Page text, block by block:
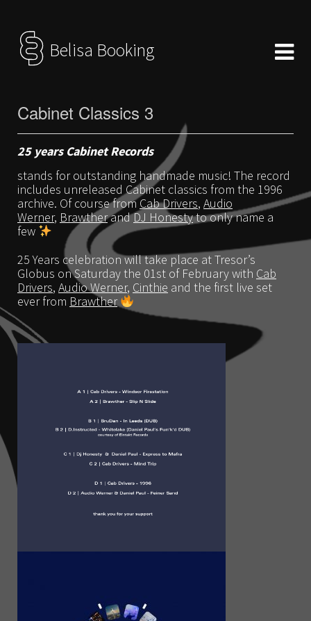
Belisa Booking
Cabinet Classics 3
25 years Cabinet Records
stands for outstanding handmade music! The record
includes unreleased Cabinet classics from the 1996
archive. Of course fromCab Drivers, Audio
Werner, BrawtherandDJ Honestyto only name a
few
25 Years celebration will take place at Tresor’s
Globus on Saturday the 01st of February with Cab
Drivers, Audio Werner, Cinthie and the first live set
ever from Brawther